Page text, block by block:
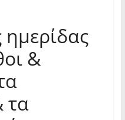
ημερίδας
&
τα